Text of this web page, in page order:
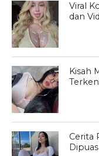
Viral
dan
Kisah
Cerita